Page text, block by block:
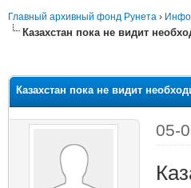
Главный архивный фонд Рунета ›
Казахстан пока не видит
Казахстан пока не видит
05-